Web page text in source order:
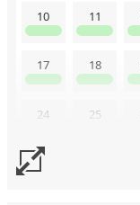
10 11
17 18
24 25